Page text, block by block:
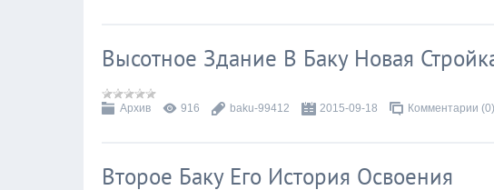
Высотное Здание В Баку Новая
Архив 916 baku-99412 2015-09-18 Комментарии (0)
Второе Баку Его История Освоения